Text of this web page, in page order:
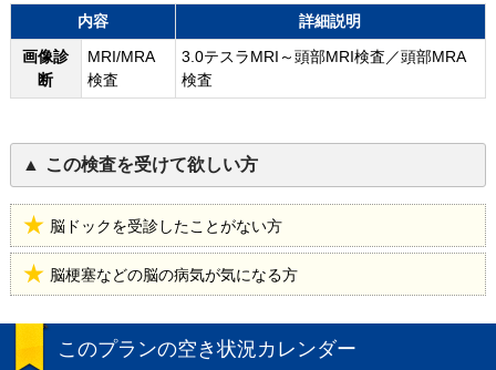
内容
詳細説明
画像診
断
MRI/MRA
検査
3.0テスラMRI～頭部MRI検査／頭部MRA
検査
この検査を受けて欲しい方
脳ドックを受診したことがない方
脳梗塞などの脳の病気が気になる方
このプランの空き状況カレンダー